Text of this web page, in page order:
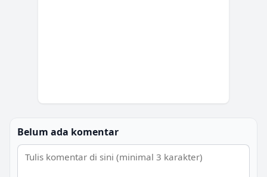
Belum ada komentar